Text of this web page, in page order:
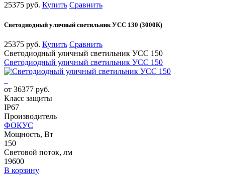
25375 руб. Купить Сравнить
Светодиодный уличный светильник УСС 130 (3000К)
25375 руб. Купить Сравнить
Светодиодный уличный светильник УСС 150
Светодиодный уличный светильник УСС 150
от 36377 руб.
Класс защиты
IP67
Производитель
ФОКУС
Мощность, Вт
150
Световой поток, лм
19600
В корзину